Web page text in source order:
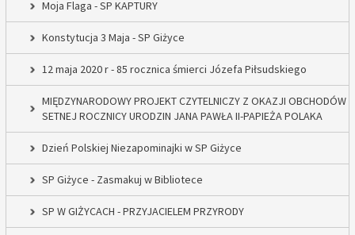
Moja Flaga - SP KAPTURY
Konstytucja 3 Maja - SP Giżyce
12 maja 2020 r - 85 rocznica śmierci Józefa Piłsudskiego
MIĘDZYNARODOWY PROJEKT CZYTELNICZY Z OKAZJI OBCHODÓW
SETNEJ ROCZNICY URODZIN JANA PAWŁA II-PAPIEŻA POLAKA
Dzień Polskiej Niezapominajki w SP Giżyce
SP Giżyce - Zasmakuj w Bibliotece
SP W GIŻYCACH - PRZYJACIELEM PRZYRODY